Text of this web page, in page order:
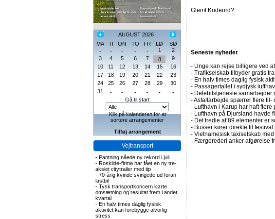
AUGUST 2026
MA
TI ON TO FR LØ
SØ
-
- - - - 1
2
3
4 5 6 7 8
9
10
11 12 13 14 15
16
17
18 19 20 21 22
23
24
25 26 27 28 29
30
31
- - - - -
-
Gå til start
Klik på kalenderen for at
sortere arrangementer
Tilføj arrangement
Vejtransport
- Pantning nåede ny rekord i juli
- Roskilde-firma har fået en ny tre-
akslet citytrailer med tip
- 70-årig kvinde svingede ud foran
lastbil
- Tysk transportkoncern kørte
omsætning og resultat frem i andet
kvartal
- En halv times daglig fysisk
aktivitet kan forebygge alvorlig
stress
Glemt Kodeord?
Seneste nyheder
- Unge kan rejse billigere ved
- Trafikselskab tilbyder gratis
- En halv times daglig fysisk
- Passagertallet i sydjysk
- Delebilstjeneste samarbejder
-Asfaltarbejde spærrer flere til-
- Lufthavn i Karup har haft flere
- Lufthavn på Djursland havde
- Det tredie af 89 elementer er
- Busser kører direkte til
- Vietnamesisk taxiselskab
- Færgerederi anker afgørelse